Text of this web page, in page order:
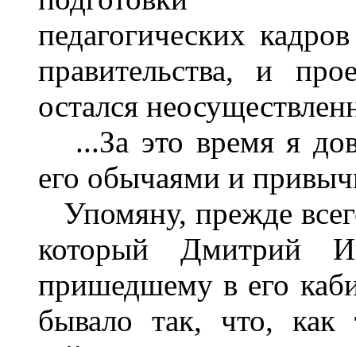
педагогических
правительства, и
остался
...За это время я
его обычаями и
Упомяну, прежде
который Дмитрий
пришедшему в его
бывало так, что,